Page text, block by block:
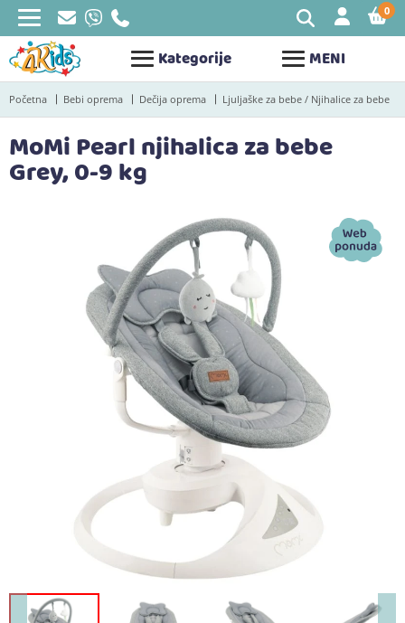
Kategorije MENI
0
Početna Bebi oprema Dečija oprema Ljuljaške za bebe / Njihalice za bebe
MoMi Pearl njihalica za bebe
Grey, 0-9 kg